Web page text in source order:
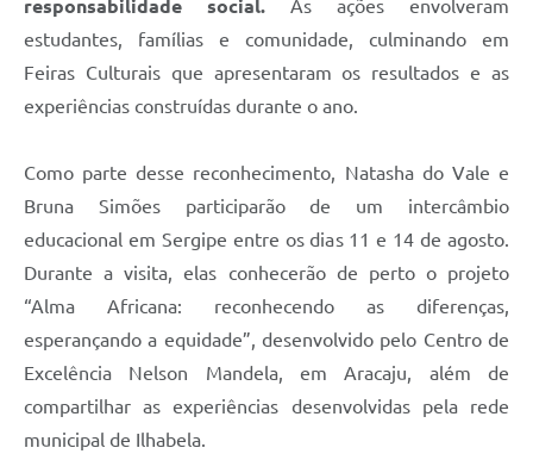
responsabilidade social. As ações envolveram
estudantes, famílias e comunidade, culminando em
Feiras Culturais que apresentaram os resultados e as
experiências construídas durante o ano.
Como parte desse reconhecimento, Natasha do Vale e
Bruna Simões participarão de um intercâmbio
educacional em Sergipe entre os dias 11 e 14 de agosto.
Durante a visita, elas conhecerão de perto o projeto
“Alma Africana: reconhecendo as diferenças,
esperançando a equidade”, desenvolvido pelo Centro de
Excelência Nelson Mandela, em Aracaju, além de
compartilhar as experiências desenvolvidas pela rede
municipal de Ilhabela.